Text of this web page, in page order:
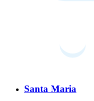
Santa Maria